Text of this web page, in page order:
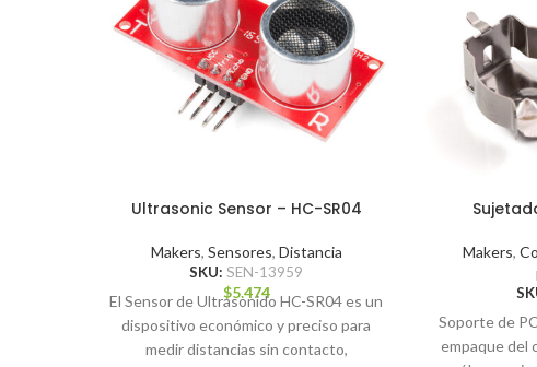
Ultrasonic Sensor – HC-SR04
Makers, Sensores, Distancia
SKU: SEN-13959
$5.474
​El Sensor de Ultrasonido HC-SR04 es un
dispositivo económico y preciso para
medir distancias sin contacto,
Makers,
Soporte de
empaque del